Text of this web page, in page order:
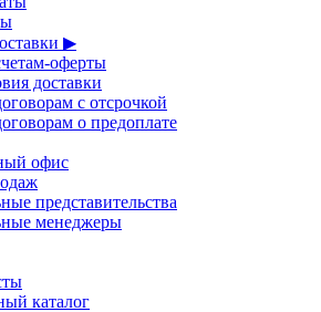
▶
оферты
доставки
с отсрочкой
о предоплате
офис
представительства
менеджеры
каталог